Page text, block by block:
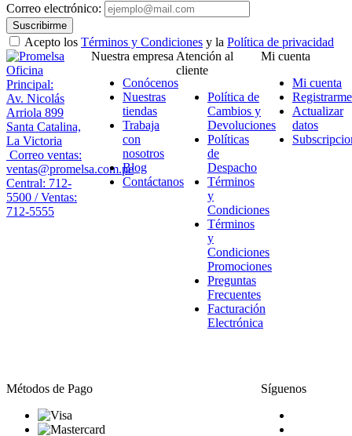
Correo electrónico:
Suscribirme
Acepto los Términos y Condiciones y la Política de privacidad
Oficina
Principal:
Av. Nicolás
Arriola 899
Santa Catalina,
La Victoria
Correo ventas:
ventas@promelsa.com.pe
Central: 712-
5500 / Ventas:
712-5555
Nuestra empresa
Conócenos
Nuestras
tiendas
Trabaja
con
nosotros
Blog
Contáctanos
Atención al
cliente
Política de
Cambios y
Devoluciones
Políticas
de
Despacho
Términos
y
Condiciones
Términos
y
Condiciones
Promociones
Preguntas
Frecuentes
Facturación
Electrónica
Mi cuenta
Mi cuenta
Registrarme
Actualizar
datos
Métodos de Pago Síguenos